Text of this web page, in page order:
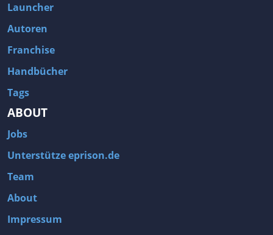
Launcher
Autoren
Franchise
Handbücher
Tags
ABOUT
Jobs
Unterstütze eprison.de
Team
About
Impressum